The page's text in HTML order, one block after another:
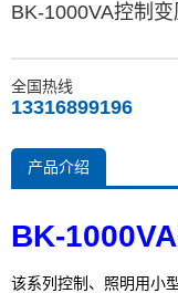
BK-1000VA控制
全国热线
13316899196
产品介绍
BK-
该系列控制、照明用小